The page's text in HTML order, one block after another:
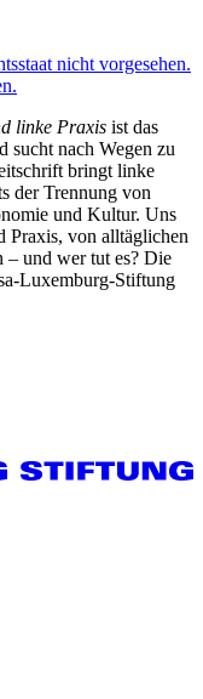
nicht vorgesehen.
linke Praxis ist das
sucht nach Wegen zu
bringt linke
der Trennung von
und Kultur. Uns
Praxis, von alltäglichen
– und wer tut es? Die
Luxemburg-Stiftung